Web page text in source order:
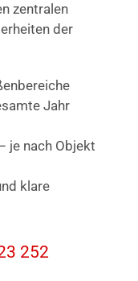
zentralen
der
Jahr
je nach Objekt
klare
252